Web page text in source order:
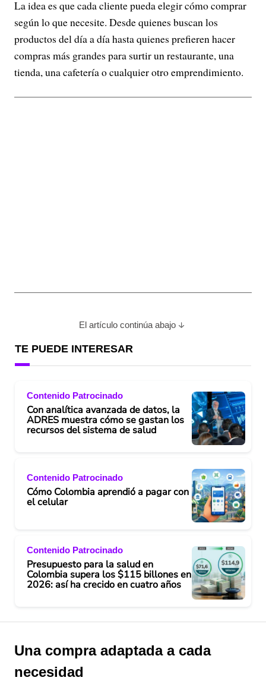
La idea es que cada cliente pueda elegir cómo comprar
según lo que necesite. Desde quienes buscan los
productos del día a día hasta quienes prefieren hacer
compras más grandes para surtir un restaurante, una
tienda, una cafetería o cualquier otro emprendimiento.
El artículo continúa abajo
TE PUEDE INTERESAR
Contenido Patrocinado
Con analítica avanzada de datos, la
ADRES muestra cómo se gastan los
recursos del sistema de salud
Contenido Patrocinado
Cómo Colombia aprendió a pagar con
el celular
Contenido Patrocinado
Presupuesto para la salud en
Colombia supera los $115 billones en
2026: así ha crecido en cuatro años
Una compra adaptada a cada
necesidad